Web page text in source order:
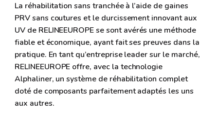
La réhabilitation sans tranchée à l’aide de gaines
PRV sans coutures et le durcissement innovant aux
UV de RELINEEUROPE se sont avérés une méthode
fiable et économique, ayant fait ses preuves dans la
pratique. En tant qu’entreprise leader sur le marché,
RELINEEUROPE offre, avec la technologie
Alphaliner, un système de réhabilitation complet
doté de composants parfaitement adaptés les uns
aux autres.